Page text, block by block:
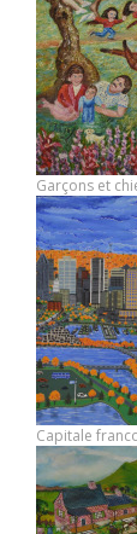
Garçons et
Capitale